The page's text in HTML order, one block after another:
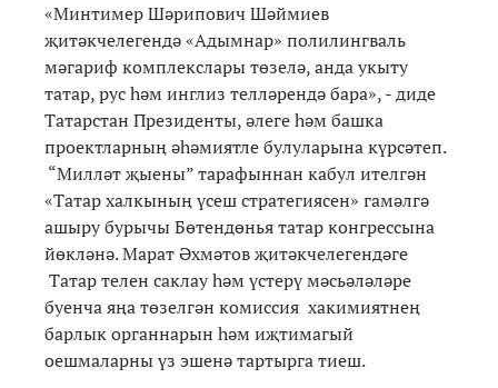
«Минтимер Шәрипович Шәймиев
җитәкчелегендә «Адымнар» полилингваль
мәгариф комплекслары төзелә, анда укыту
татар, рус һәм инглиз телләрендә бара», - диде
Татарстан Президенты, әлеге һәм башка
проектларның әһәмиятле булуларына күрсәтеп.
“Милләт җыены” тарафыннан кабул ителгән
«Татар халкының үсеш стратегиясен» гамәлгә
ашыру бурычы Бөтендөнья татар конгрессына
йөкләнә. Марат Әхмәтов җитәкчелегендәге
Татар телен саклау һәм үстерү мәсьәләләре
буенча яңа төзелгән комиссия хакимиятнең
барлык органнарын һәм иҗтимагый
оешмаларны үз эшенә тартырга тиеш.